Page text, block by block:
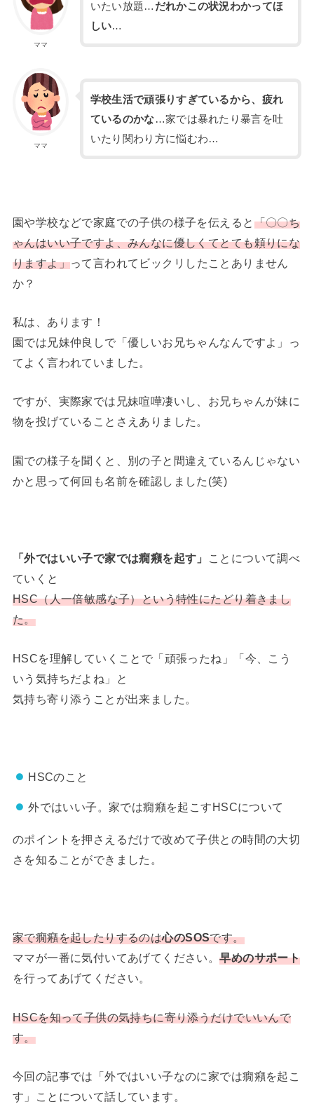
ママ
いたい放題… だれかこの状況わかってほ
しい…
ママ
学校生活で頑張りすぎているから、疲れ
ているのかな…家では暴れたり暴言を吐
いたり関わり方に悩むわ…
園や学校などで家庭での子供の様子を伝えると 「〇〇ち
ゃんはいい子ですよ、みんなに優しくてとても頼りにな
りますよ」って言われてビックリしたことありません
か？
私は、あります！
園では兄妹仲良しで「優しいお兄ちゃんなんですよ」っ
てよく言われていました。
ですが、実際家では兄妹喧嘩凄いし、お兄ちゃんが妹に
物を投げていることさえありました。
園での様子を聞くと、別の子と間違えているんじゃない
かと思って何回も名前を確認しました(笑)
「外ではいい子で家では癇癪を起す」
ことについて調べ
ていくと
HSC（人一倍敏感な子）という特性にたどり着きまし
た。
HSCを理解していくことで「頑張ったね」「今、こう
いう気持ちだよね」と
気持ち寄り添うことが出来ました。
HSCのこと
外ではいい子。家では癇癪を起こすHSCについて
のポイントを押さえるだけで改めて子供との時間の大切
さを知ることができました。
家で癇癪を起したりするのは心のSOSです。
ママが一番に気付いてあげてください。早めのサポート
を行ってあげてください。
HSCを知って子供の気持ちに寄り添うだけでいいんで
す。
今回の記事では「外ではいい子なのに家では癇癪を起こ
す」ことについて話しています。